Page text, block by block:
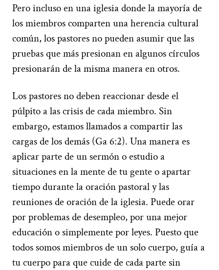
Pero incluso en una iglesia donde la mayoría de
los miembros comparten una herencia cultural
común, los pastores no pueden asumir que las
pruebas que más presionan en algunos círculos
presionarán de la misma manera en otros.
Los pastores no deben reaccionar desde el
púlpito a las crisis de cada miembro. Sin
embargo, estamos llamados a compartir las
cargas de los demás (Ga 6:2). Una manera es
aplicar parte de un sermón o estudio a
situaciones en la mente de tu gente o apartar
tiempo durante la oración pastoral y las
reuniones de oración de la iglesia. Puede orar
por problemas de desempleo, por una mejor
educación o simplemente por leyes. Puesto que
todos somos miembros de un solo cuerpo, guía a
tu cuerpo para que cuide de cada parte sin